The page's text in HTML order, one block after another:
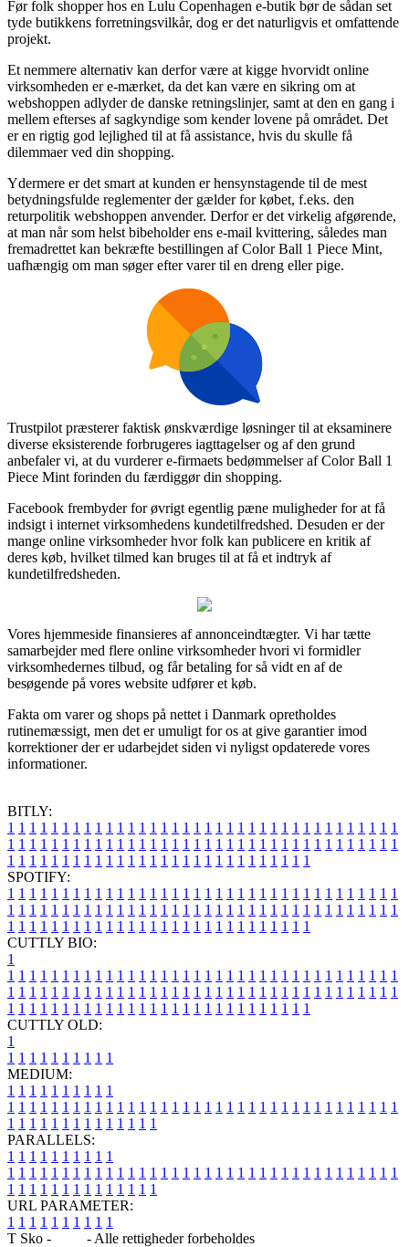
Før folk shopper hos en Lulu Copenhagen e-butik bør de sådan set
tyde butikkens forretningsvilkår, dog er det naturligvis et omfattende
projekt.
Et nemmere alternativ kan derfor være at kigge hvorvidt online
virksomheden er e-mærket, da det kan være en sikring om at
webshoppen adlyder de danske retningslinjer, samt at den en gang i
mellem efterses af sagkyndige som kender lovene på området. Det
er en rigtig god lejlighed til at få assistance, hvis du skulle få
dilemmaer ved din shopping.
Ydermere er det smart at kunden er hensynstagende til de mest
betydningsfulde reglementer der gælder for købet, f.eks. den
returpolitik webshoppen anvender. Derfor er det virkelig afgørende,
at man når som helst bibeholder ens e-mail kvittering, således man
fremadrettet kan bekræfte bestillingen af Color Ball 1 Piece Mint,
uafhængig om man søger efter varer til en dreng eller pige.
Trustpilot præsterer faktisk ønskværdige løsninger til at eksaminere
diverse eksisterende forbrugeres iagttagelser og af den grund
anbefaler vi, at du vurderer e-firmaets bedømmelser af Color Ball 1
Piece Mint forinden du færdiggør din shopping.
Facebook frembyder for øvrigt egentlig pæne muligheder for at få
indsigt i internet virksomhedens kundetilfredshed. Desuden er der
mange online virksomheder hvor folk kan publicere en kritik af
deres køb, hvilket tilmed kan bruges til at få et indtryk af
kundetilfredsheden.
Vores hjemmeside finansieres af annonceindtægter. Vi har tætte
samarbejder med flere online virksomheder hvori vi formidler
virksomhedernes tilbud, og får betaling for så vidt en af de
besøgende på vores website udfører et køb.
Fakta om varer og shops på nettet i Danmark opretholdes
rutinemæssigt, men det er umuligt for os at give garantier imod
korrektioner der er udarbejdet siden vi nyligst opdaterede vores
informationer.
BITLY:
1 1 1 1 1 1 1 1 1 1 1 1 1 1 1 1 1 1 1 1 1 1 1 1 1 1 1 1 1 1 1 1 1 1 1 1
1 1 1 1 1 1 1 1 1 1 1 1 1 1 1 1 1 1 1 1 1 1 1 1 1 1 1 1 1 1 1 1 1 1 1 1
1 1 1 1 1 1 1 1 1 1 1 1 1 1 1 1 1 1 1 1 1 1 1 1 1 1 1 1
SPOTIFY:
1 1 1 1 1 1 1 1 1 1 1 1 1 1 1 1 1 1 1 1 1 1 1 1 1 1 1 1 1 1 1 1 1 1 1 1
1 1 1 1 1 1 1 1 1 1 1 1 1 1 1 1 1 1 1 1 1 1 1 1 1 1 1 1 1 1 1 1 1 1 1 1
1 1 1 1 1 1 1 1 1 1 1 1 1 1 1 1 1 1 1 1 1 1 1 1 1 1 1 1
CUTTLY BIO:
1
1 1 1 1 1 1 1 1 1 1 1 1 1 1 1 1 1 1 1 1 1 1 1 1 1 1 1 1 1 1 1 1 1 1 1 1
1 1 1 1 1 1 1 1 1 1 1 1 1 1 1 1 1 1 1 1 1 1 1 1 1 1 1 1 1 1 1 1 1 1 1 1
1 1 1 1 1 1 1 1 1 1 1 1 1 1 1 1 1 1 1 1 1 1 1 1 1 1 1 1
CUTTLY OLD:
1
1 1 1 1 1 1 1 1 1 1
MEDIUM:
1 1 1 1 1 1 1 1 1 1
1 1 1 1 1 1 1 1 1 1 1 1 1 1 1 1 1 1 1 1 1 1 1 1 1 1 1 1 1 1 1 1 1 1 1 1
1 1 1 1 1 1 1 1 1 1 1 1 1 1
PARALLELS:
1 1 1 1 1 1 1 1 1 1
1 1 1 1 1 1 1 1 1 1 1 1 1 1 1 1 1 1 1 1 1 1 1 1 1 1 1 1 1 1 1 1 1 1 1 1
1 1 1 1 1 1 1 1 1 1 1 1 1 1
URL PARAMETER:
1 1 1 1 1 1 1 1 1 1
T Sko -
- Alle rettigheder forbeholdes